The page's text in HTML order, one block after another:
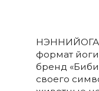
НЭННИЙОГА
формат
бренд
своего